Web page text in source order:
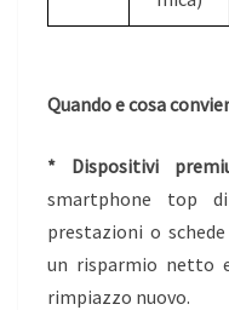
Quando e cosa
* Dispositivi
smartphone top
prestazioni o
un risparmio netto
rimpiazzo nuovo.